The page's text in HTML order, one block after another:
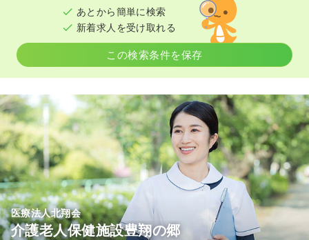
あとから簡単に検索
新着求人を受け取れる
この検索条件を保存
医療法人北翔会
介護老人保健施設豊翔の郷